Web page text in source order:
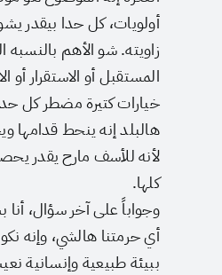
أولويات، كل حدا بيقدر
زاويته. شو الأهم بالنسبه
المستقبل أو الاستقرار أو
خيارات كتيرة مضطر كل
هالبلد إنه ينحط قدامها
لأنه للأسف مارح يقدر
كلها.
وجواباً على آخر سؤال، أنا
أي حرمتنا هالشي، وإنه
ببيئة طبيعية وإنسانية